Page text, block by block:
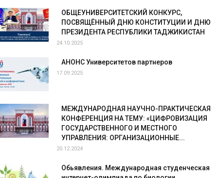
ОБЩЕУНИВЕРСИТЕТСКИЙ КОНКУРС,
ПОСВЯЩЁННЫЙ ДНЮ КОНСТИТУЦИИ И ДНЮ
ПРЕЗИДЕНТА РЕСПУБЛИКИ ТАДЖИКИСТАН
24.10.2025
АНОНС Университетов партнеров
17.09.2025
МЕЖДУНАРОДНАЯ НАУЧНО-ПРАКТИЧЕСКАЯ
КОНФЕРЕНЦИЯ НА ТЕМУ: «ЦИФРОВИЗАЦИЯ
ГОСУДАРСТВЕННОГО И МЕСТНОГО
УПРАВЛЕНИЯ: ОРГАНИЗАЦИОННЫЕ...
20.12.2024
Обьявления. Международная студенческая